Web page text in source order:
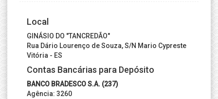
Local
GINÁSIO DO "TANCREDÃO"
Rua Dário Lourenço de Souza, S/N Mario Cypreste
Vitória - ES
Contas Bancárias para Depósito
BANCO BRADESCO S.A. (237)
Agência: 3260